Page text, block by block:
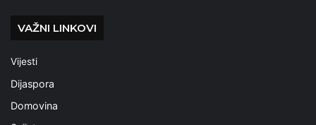
VAŽNI LINKOVI
Vijesti
Dijaspora
Domovina